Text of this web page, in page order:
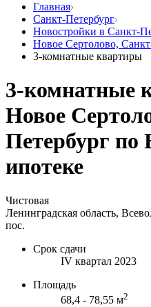
Главная
Санкт-Петербург
Новостройки в Санкт-
Новое Сертолово,
3-комнатные квартиры
3-комнатные
Новое
Петербург по
ипотеке
Чистовая
Ленинградская область,
пос.
Срок сдачи
IV квартал 2023
Площадь
68,4 - 78,55 м2